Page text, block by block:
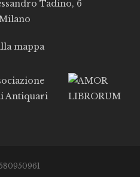
Tadino, 6
mappa